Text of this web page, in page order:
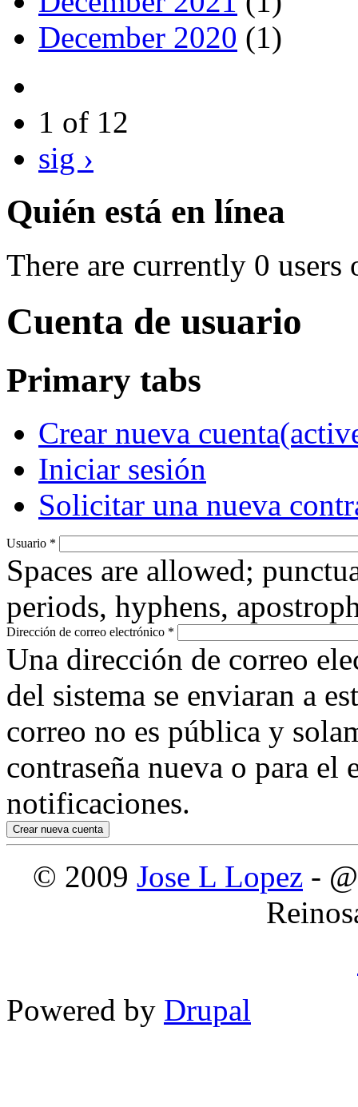
December 2020 (1)
1 of 12
sig ›
Quién está en línea
There are currently 0 users
Cuenta de usuario
Primary tabs
Crear nueva cuenta
Iniciar sesión
Solicitar una nueva
Usuario *
Spaces are allowed;
periods, hyphens,
Dirección de correo electrónico *
Una dirección de correo
del sistema se enviaran a
correo no es pública y
contraseña nueva o para
notificaciones.
© 2009 Jose L Lopez -
Powered by Drupal